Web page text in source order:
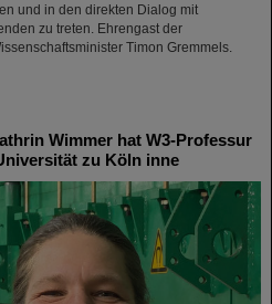
und in den direkten Dialog mit
zu treten. Ehrengast der
Timon Gremmels.
Wimmer hat W3-Professur
zu Köln inne